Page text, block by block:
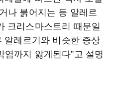
나 붉어지는 등 알레르
크리스마스트리 때문일
알레르기와 비슷한 증상
까지 앓게된다"고 설명